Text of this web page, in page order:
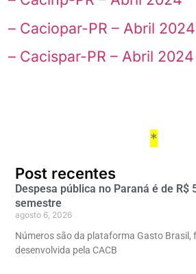
– Caciopar-PR – Abril 2024
– Cacispar-PR – Abril 2024
*
Post recentes
Despesa pública no Paraná é de R$
semestre
agosto 6, 2026
Números são da plataforma Gasto Brasil,
desenvolvida pela CACB